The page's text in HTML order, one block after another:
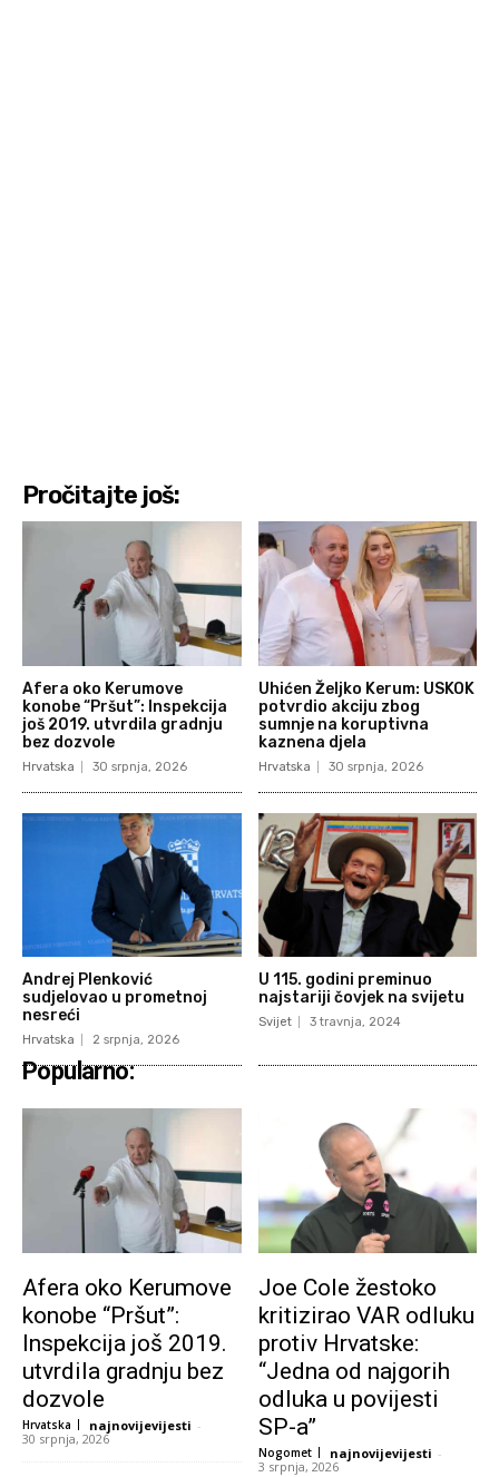
Pročitajte još:
Afera oko Kerumove
konobe “Pršut”: Inspekcija
još 2019. utvrdila gradnju
bez dozvole
Hrvatska 30 srpnja, 2026
Uhićen Željko Kerum: USKOK
potvrdio akciju zbog
sumnje na koruptivna
kaznena djela
Hrvatska 30 srpnja, 2026
Andrej Plenković
sudjelovao u prometnoj
nesreći
Hrvatska 2 srpnja, 2026
U 115. godini preminuo
najstariji čovjek na svijetu
Svijet 3 travnja, 2024
Popularno:
Afera oko Kerumove
konobe “Pršut”:
Inspekcija još 2019.
utvrdila gradnju bez
dozvole
Hrvatska najnovijevijesti -
30 srpnja, 2026
Joe Cole žestoko
kritizirao VAR odluku
protiv Hrvatske:
“Jedna od najgorih
odluka u povijesti
SP-a”
Nogomet najnovijevijesti -
3 srpnja, 2026